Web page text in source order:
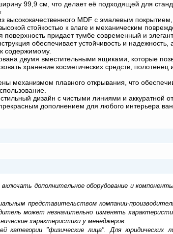
99,9 см, что делает её подходящей для
высококачественного MDF с эмалевым покрытием,
стойкостью к влаге и механическим
поверхность придает тумбе современный и
обеспечивает устойчивость и надежность,
содержимому.
двумя вместительными ящиками, которые
хранение косметических средств, полотенец
механизмом плавного открывания, что
дизайн с чистыми линиями и аккуратной
дополнением для любого интерьера
дополнительное оборудование и
представительством компании-
может незначительно изменять
характеристики у менеджеров.
категории "физические лица". Для юридических